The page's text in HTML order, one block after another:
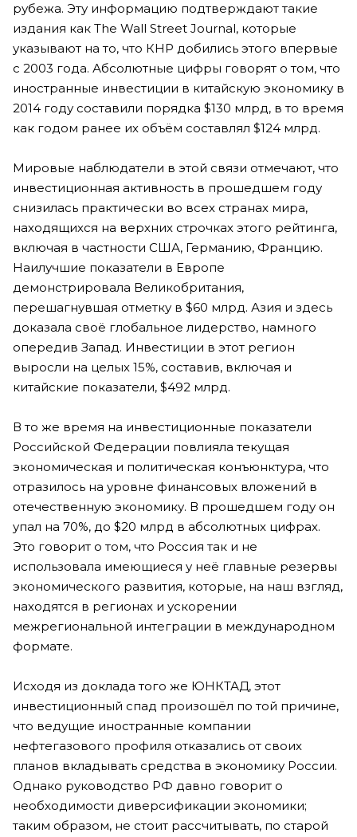
рубежа. Эту информацию подтверждают такие
издания как The Wall Street Journal, которые
указывают на то, что КНР добились этого впервые
с 2003 года. Абсолютные цифры говорят о том, что
иностранные инвестиции в китайскую экономику в
2014 году составили порядка $130 млрд, в то время
как годом ранее их объём составлял $124 млрд.
Мировые наблюдатели в этой связи отмечают, что
инвестиционная активность в прошедшем году
снизилась практически во всех странах мира,
находящихся на верхних строчках этого рейтинга,
включая в частности США, Германию, Францию.
Наилучшие показатели в Европе
демонстрировала Великобритания,
перешагнувшая отметку в $60 млрд. Азия и здесь
доказала своё глобальное лидерство, намного
опередив Запад. Инвестиции в этот регион
выросли на целых 15%, составив, включая и
китайские показатели, $492 млрд.
В то же время на инвестиционные показатели
Российской Федерации повлияла текущая
экономическая и политическая конъюнктура, что
отразилось на уровне финансовых вложений в
отечественную экономику. В прошедшем году он
упал на 70%, до $20 млрд в абсолютных цифрах.
Это говорит о том, что Россия так и не
использовала имеющиеся у неё главные резервы
экономического развития, которые, на наш взгляд,
находятся в регионах и ускорении
межрегиональной интеграции в международном
формате.
Исходя из доклада того же ЮНКТАД, этот
инвестиционный спад произошёл по той причине,
что ведущие иностранные компании
нефтегазового профиля отказались от своих
планов вкладывать средства в экономику России.
Однако руководство РФ давно говорит о
необходимости диверсификации экономики;
таким образом, не стоит рассчитывать, по старой